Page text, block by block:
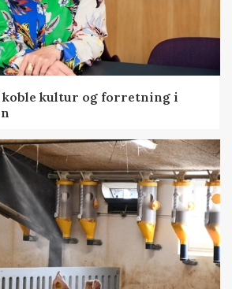
koble kultur og forretning i